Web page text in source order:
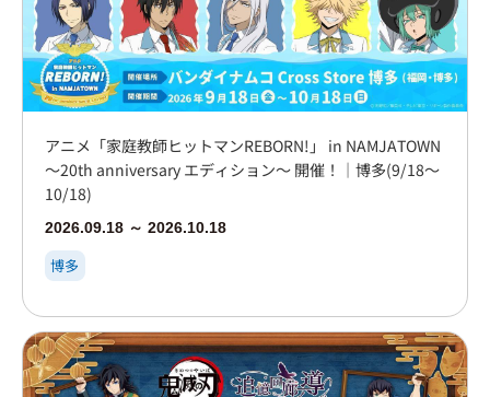
アニメ「家庭教師ヒットマンREBORN!」 in NAMJATOWN
～20th anniversary エディション～ 開催！｜博多(9/18～
10/18)
2026.09.18 ～ 2026.10.18
博多